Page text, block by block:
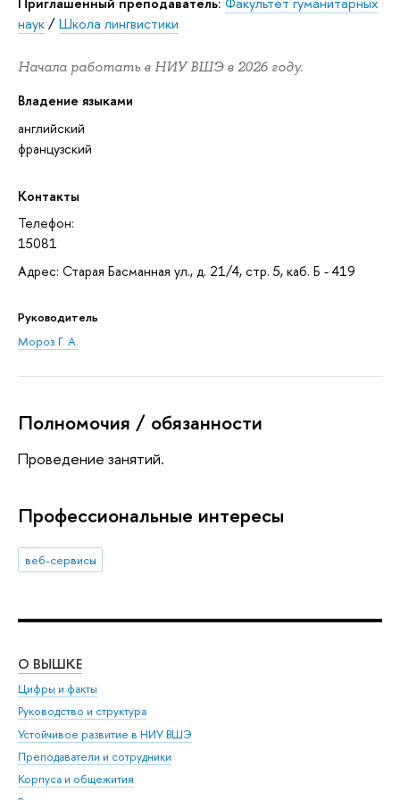
наук/Школа лингвистики
Начала работать в НИУ ВШЭ в 2026 году.
Владение языками
английский
французский
Контакты
Телефон:
15081
Адрес: Старая Басманная ул., д. 21/4, стр. 5, каб. Б - 419
Руководитель
Мороз Г. А.
Полномочия / обязанности
Проведение занятий.
Профессиональные интересы
веб-сервисы
О ВЫШКЕ
Цифры и факты
Руководство и структура
Устойчивое развитие в НИУ ВШЭ
Преподаватели и сотрудники
Корпуса и общежития